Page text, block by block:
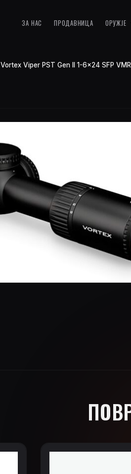
ЗА НАС ПРОДАВНИЦА ОРУЖЈЕ
Vortex Viper PST Gen II 1-6×24 SFP